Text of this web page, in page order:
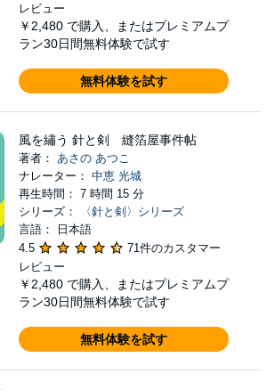
レビュー
￥2,480 で購入、またはプレミアムプ
ラン30日間無料体験で試す
無料体験を試す
風を繡う 針と剣 縫箔屋事件帖
著者： あさの あつこ
ナレーター： 中恵 光城
再生時間： 7 時間 15 分
シリーズ：
〈針と剣〉シリーズ
言語： 日本語
4.5
71件のカスタマー
レビュー
￥2,480 で購入、またはプレミアムプ
ラン30日間無料体験で試す
無料体験を試す